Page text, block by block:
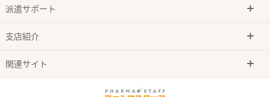
派遣サポート
支店紹介
関連サイト